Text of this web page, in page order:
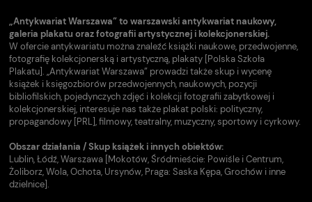
„Antykwariat Warszawa” to warszawski antykwariat naukowy,
galeria plakatu oraz fotografii artystycznej i kolekcjonerskiej.
W ofercie antykwariatu można znaleźć książki naukowe, przedwojenne,
fotografię kolekcjonerską i artystyczną, plakaty [Polska Szkoła
Plakatu]. „Antykwariat Warszawa” prowadzi także skup i wycenę
książek i księgozbiorów przedwojennych, naukowych, pozycji
bibliofilskich, pojedynczych zdjęć i kolekcji fotografii zabytkowej i
kolekcjonerskiej, interesuje nas także plakat polski: polityczny,
propagandowy [PRL], filmowy, teatralny, muzyczny, sportowy i cyrkowy.
Obszar działania / Skup książek i innych obiektów:
Lublin, Łódź, Warszawa [Mokotów, Śródmieście: Powiśle i Centrum,
Żoliborz, Wola, Ochota, Ursynów, Praga: Saska Kępa, Grochów i inne
dzielnice].